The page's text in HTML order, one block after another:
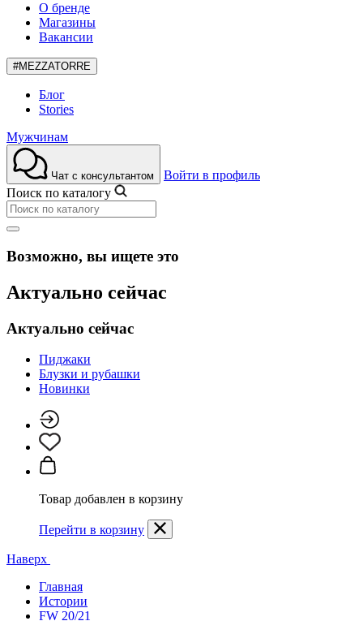
О бренде
Магазины
Вакансии
#MEZZATORRE
Блог
Stories
Мужчинам
Чат с консультантом
Войти в профиль
Поиск по каталогу
Возможно, вы ищете это
Актуально сейчас
Актуально сейчас
Пиджаки
Блузки и рубашки
Новинки
Товар добавлен в корзину
Перейти в корзину
Наверх
Главная
Истории
FW 20/21